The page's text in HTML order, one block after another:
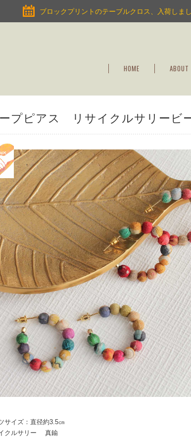
ブロックプリントのテーブルクロス、入荷しまし
HOME ABOUT
プピアス リサイクルサリービ
サイズ：直径約3.5㎝
クルサリー 真鍮